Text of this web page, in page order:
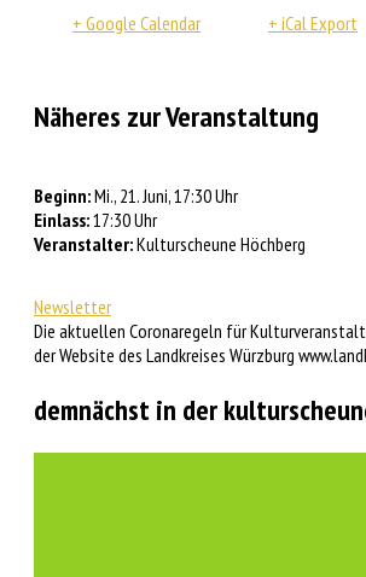
+ Google Calendar + iCal Export
Näheres zur Veranstaltung
Beginn:Mi., 21. Juni, 17:30 Uhr
Einlass:17:30 Uhr
Veranstalter:Kulturscheune Höchberg
Newsletter
Die aktuellen Coronaregeln für
der Website des Landkreises Würzburg
demnächst in der